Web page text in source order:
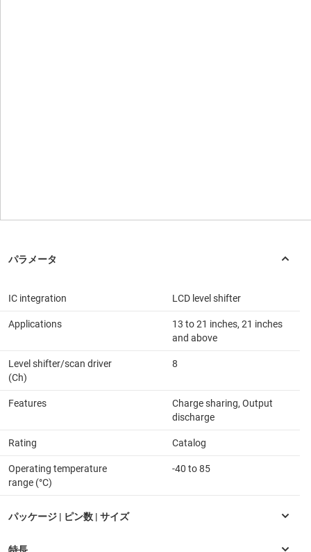
IC integration LCD level shifter
Applications
13 to 21 inches, 21 inches
and above
Level shifter/scan driver
(Ch)
8
Features
Charge sharing, Output
discharge
Rating Catalog
Operating temperature
range (°C)
-40 to 85